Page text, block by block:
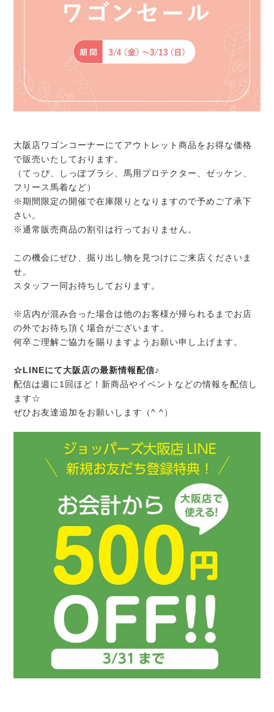
大阪店ワゴンコーナーにてアウトレット商品をお得な価格
で販売いたしております。
（てっぴ、しっぽブラシ、馬用プロテクター、ゼッケン、
フリース馬着など）
※期間限定の開催で在庫限りとなりますので予めご了承下
さい。
※通常販売商品の割引は行っておりません。
この機会にぜひ、掘り出し物を見つけにご来店くださいま
せ。
スタッフ一同お待ちしております。
※店内が混み合った場合は他のお客様が帰られるまでお店
の外でお待ち頂く場合がございます。
何卒ご理解ご協力を賜りますようお願い申し上げます。
☆LINEにて大阪店の最新情報配信♪
配信は週に1回ほど！新商品やイベントなどの情報を配信し
ます☆
ぜひお友達追加をお願いします（^ ^）